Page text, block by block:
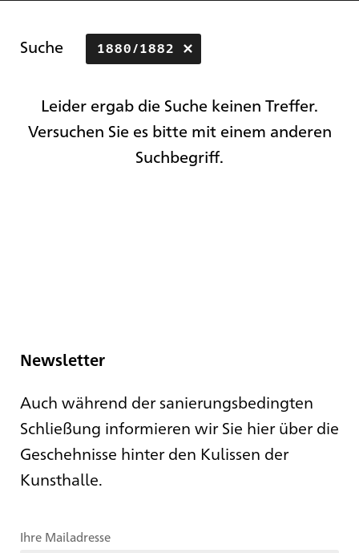
Suche 1880/1882
Leider ergab die Suche keinen Treffer.
Versuchen Sie es bitte mit einem anderen
Suchbegriff.
Newsletter
Auch während der sanierungsbedingten
Schließung informieren wir Sie hier über die
Geschehnisse hinter den Kulissen der
Kunsthalle.
Ihre Mailadresse